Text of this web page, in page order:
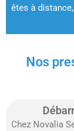
êtes à
Nos
Chez Novalia